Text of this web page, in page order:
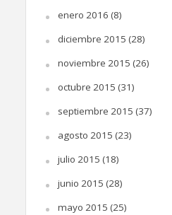
enero 2016 (8)
diciembre 2015 (28)
noviembre 2015 (26)
octubre 2015 (31)
septiembre 2015 (37)
agosto 2015 (23)
julio 2015 (18)
junio 2015 (28)
mayo 2015 (25)